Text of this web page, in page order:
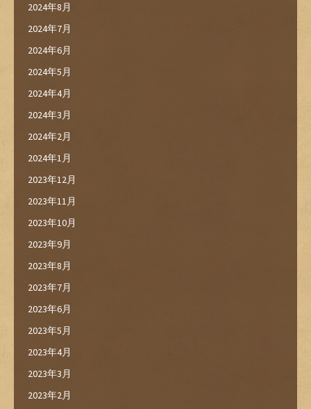
2024年8月
2024年7月
2024年6月
2024年5月
2024年4月
2024年3月
2024年2月
2024年1月
2023年12月
2023年11月
2023年10月
2023年9月
2023年8月
2023年7月
2023年6月
2023年5月
2023年4月
2023年3月
2023年2月